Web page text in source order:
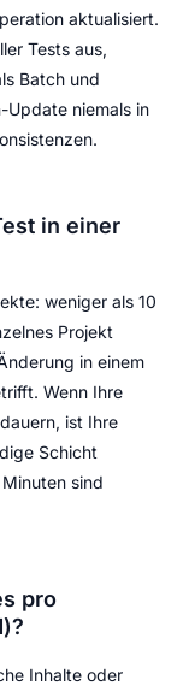
aktualisiert.
Tests aus,
Batch und
Update niemals in
in einer
weniger als 10
Projekt
in einem
Wenn Ihre
ist Ihre
Schicht
sind
pro
Inhalte oder